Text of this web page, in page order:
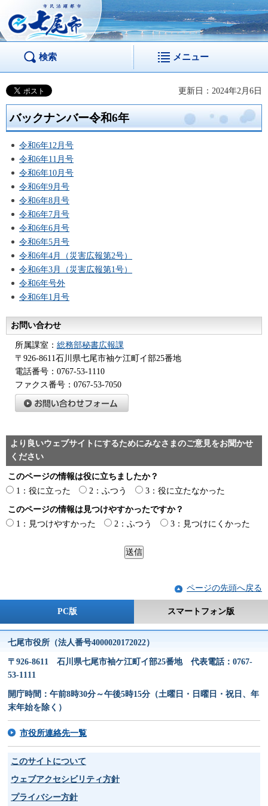
市民活躍都市 七尾
市
検索 メニュー
更新日：2024年2月6日
バックナンバー令和6年
令和6年12月号
令和6年11月号
令和6年10月号
令和6年9月号
令和6年8月号
令和6年7月号
令和6年6月号
令和6年5月号
令和6年4月（災害広報第2号）
令和6年3月（災害広報第1号）
令和6年号外
令和6年1月号
お問い合わせ
所属課室： 総務部秘書広報課
〒926-8611石川県七尾市袖ケ江町イ部25番地
電話番号：0767-53-1110
ファクス番号：0767-53-7050
より良いウェブサイトにするためにみなさまのご意見をお聞かせ
ください
このページの情報は役に立ちましたか？
1：役に立った
2：ふつう 3：役に立たなかった
このページの情報は見つけやすかったですか？
1：見つけやすかった
2：ふつう 3：見つけにくかった
ページの先頭へ戻る
PC版 スマートフォン版
七尾市役所（法人番号4000020172022）
〒926-8611 石川県七尾市袖ケ江町イ部25番地 代表電話：0767-
53-1111
開庁時間：午前8時30分～午後5時15分（土曜日・日曜日・祝日、年
末年始を除く）
市役所連絡先一覧
このサイトについて
ウェブアクセシビリティ方針
プライバシー方針